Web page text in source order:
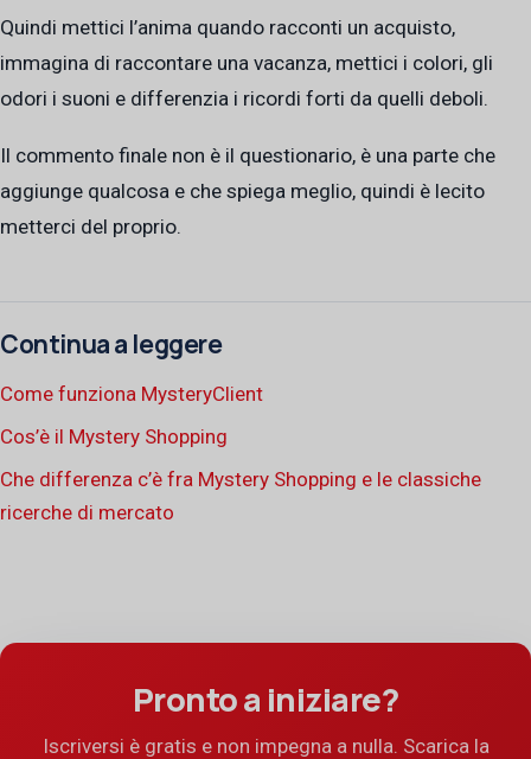
Quindi mettici l’anima quando racconti un acquisto,
immagina di raccontare una vacanza, mettici i colori, gli
odori i suoni e differenzia i ricordi forti da quelli deboli.
Il commento finale non è il questionario, è una parte che
aggiunge qualcosa e che spiega meglio, quindi è lecito
metterci del proprio.
Continua a leggere
Come funziona MysteryClient
Cos’è il Mystery Shopping
Che differenza c’è fra Mystery Shopping e le classiche
ricerche di mercato
Pronto a iniziare?
Iscriversi è gratis e non impegna a nulla. Scarica la